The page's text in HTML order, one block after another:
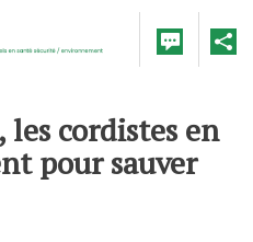
les cordistes en
pour sauver